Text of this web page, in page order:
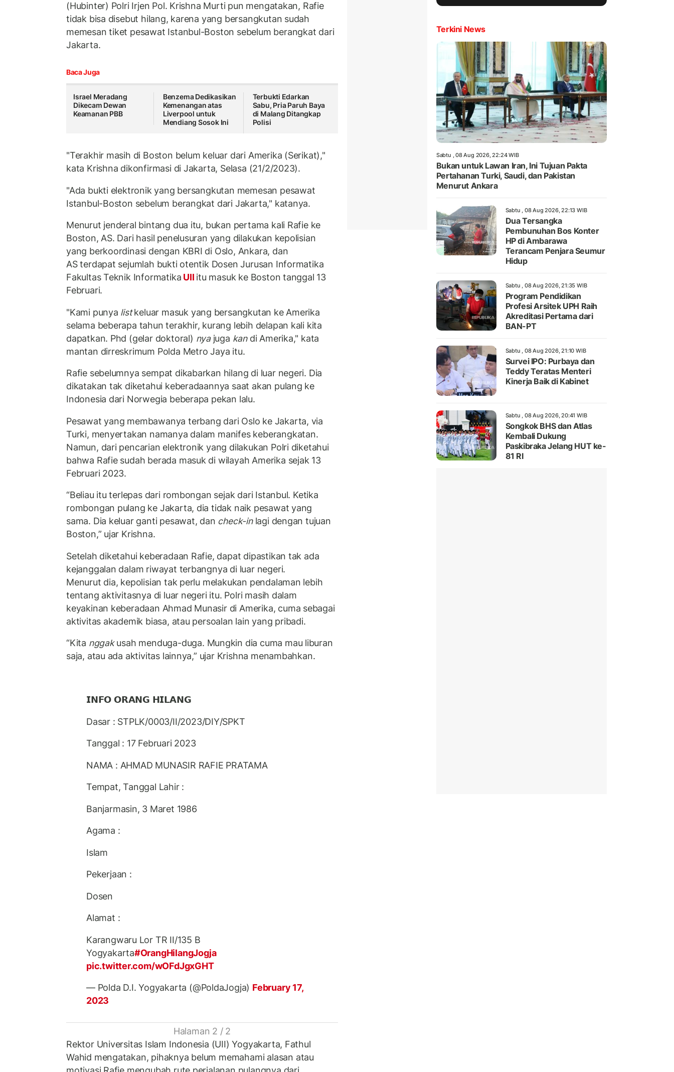
(Hubinter) Polri Irjen Pol. Krishna Murti pun mengatakan, Rafie
tidak bisa disebut hilang, karena yang bersangkutan sudah
memesan tiket pesawat Istanbul-Boston sebelum berangkat dari
Jakarta.
Baca Juga
Israel Meradang
Dikecam Dewan
Keamanan PBB
Benzema Dedikasikan
Kemenangan atas
Liverpool untuk
Mendiang Sosok Ini
Terbukti Edarkan
Sabu, Pria Paruh Baya
di Malang Ditangkap
Polisi
"Terakhir masih di Boston belum keluar dari Amerika (Serikat),"
kata Krishna dikonfirmasi di Jakarta, Selasa (21/2/2023).
"Ada bukti elektronik yang bersangkutan memesan pesawat
Istanbul-Boston sebelum berangkat dari Jakarta," katanya.
Menurut jenderal bintang dua itu, bukan pertama kali Rafie ke
Boston, AS. Dari hasil penelusuran yang dilakukan kepolisian
yang berkoordinasi dengan KBRI di Oslo, Ankara, dan
AS terdapat sejumlah bukti otentik Dosen Jurusan Informatika
Fakultas Teknik Informatika UII itu masuk ke Boston tanggal 13
Februari.
"Kami punya listkeluar masuk yang bersangkutan ke Amerika
selama beberapa tahun terakhir, kurang lebih delapan kali kita
dapatkan. Phd (gelar doktoral) nyajuga kandi Amerika," kata
mantan dirreskrimum Polda Metro Jaya itu.
Rafie sebelumnya sempat dikabarkan hilang di luar negeri. Dia
dikatakan tak diketahui keberadaannya saat akan pulang ke
Indonesia dari Norwegia beberapa pekan lalu.
Pesawat yang membawanya terbang dari Oslo ke Jakarta, via
Turki, menyertakan namanya dalam manifes keberangkatan.
Namun, dari pencarian elektronik yang dilakukan Polri diketahui
bahwa Rafie sudah berada masuk di wilayah Amerika sejak 13
Februari 2023.
“Beliau itu terlepas dari rombongan sejak dari Istanbul. Ketika
rombongan pulang ke Jakarta, dia tidak naik pesawat yang
sama. Dia keluar ganti pesawat, dan check-inlagi dengan tujuan
Boston,” ujar Krishna.
Setelah diketahui keberadaan Rafie, dapat dipastikan tak ada
kejanggalan dalam riwayat terbangnya di luar negeri.
Menurut dia, kepolisian tak perlu melakukan pendalaman lebih
tentang aktivitasnya di luar negeri itu. Polri masih dalam
keyakinan keberadaan Ahmad Munasir di Amerika, cuma sebagai
aktivitas akademik biasa, atau persoalan lain yang pribadi.
“Kita nggakusah menduga-duga. Mungkin dia cuma mau liburan
saja, atau ada aktivitas lainnya,” ujar Krishna menambahkan.
𝗜𝗡𝗙𝗢 𝗢𝗥𝗔𝗡𝗚 𝗛𝗜𝗟𝗔𝗡𝗚
Dasar : STPLK/0003/II/2023/DIY/SPKT
Tanggal : 17 Februari 2023
NAMA : AHMAD MUNASIR RAFIE PRATAMA
Tempat, Tanggal Lahir :
Banjarmasin, 3 Maret 1986
Agama :
Islam
Pekerjaan :
Dosen
Alamat :
Karangwaru Lor TR II/135 B
Yogyakarta#OrangHilangJogja
pic.twitter.com/wOFdJgxGHT
— Polda D.I. Yogyakarta (@PoldaJogja) February 17,
2023
Halaman 2 / 2
Rektor Universitas Islam Indonesia (UII) Yogyakarta, Fathul
Wahid mengatakan, pihaknya belum memahami alasan atau
Terkini News
Sabtu , 08 Aug 2026, 22:24 WIB
Bukan untuk Lawan Iran, Ini Tujuan Pakta
Pertahanan Turki, Saudi, dan Pakistan
Menurut Ankara
Sabtu , 08 Aug 2026, 22:13 WIB
Dua Tersangka
Pembunuhan Bos Konter
HP di Ambarawa
Terancam Penjara Seumur
Hidup
Sabtu , 08 Aug 2026, 21:35 WIB
Program Pendidikan
Profesi Arsitek UPH Raih
Akreditasi Pertama dari
BAN-PT
Sabtu , 08 Aug 2026, 21:10 WIB
Survei IPO: Purbaya dan
Teddy Teratas Menteri
Kinerja Baik di Kabinet
Sabtu , 08 Aug 2026, 20:41 WIB
Songkok BHS dan Atlas
Kembali Dukung
Paskibraka Jelang HUT ke-
81 RI